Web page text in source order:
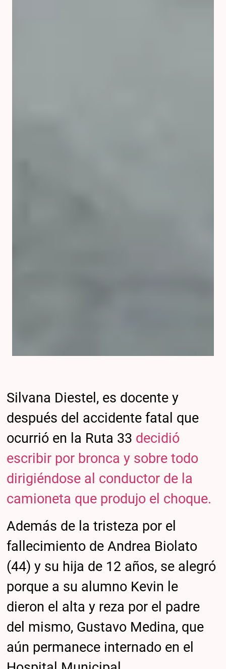
Silvana Diestel, es docente y
después del accidente fatal que
ocurrió en la Ruta 33 decidió
escribir por bronca y sobre todo
dirigiéndose al conductor de la
camioneta que produjo el choque.
Además de la tristeza por el
fallecimiento de Andrea Biolato
(44) y su hija de 12 años, se alegró
porque a su alumno Kevin le
dieron el alta y reza por el padre
del mismo, Gustavo Medina, que
aún permanece internado en el